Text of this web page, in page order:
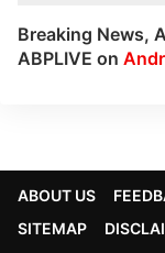
Breaking News,
ABPLIVE on
ABOUT US
SITEMAP